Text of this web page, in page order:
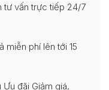
tư vấn trực tiếp 24/7
miễn phí lên tới 15
Ưu đãi Giảm giá,